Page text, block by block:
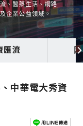
、醫藥生活、網路
企業公益領域。
匯流
中華電大秀資